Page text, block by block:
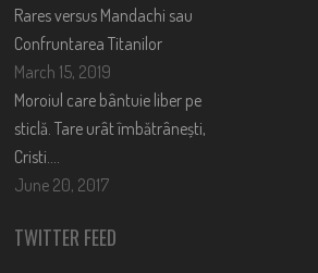
Rares versus Mandachi sau
Confruntarea Titanilor
March 15, 2019
Moroiul care bântuie liber pe
sticlă. Tare urât îmbătrânești,
Cristi….
June 20, 2017
TWITTER FEED